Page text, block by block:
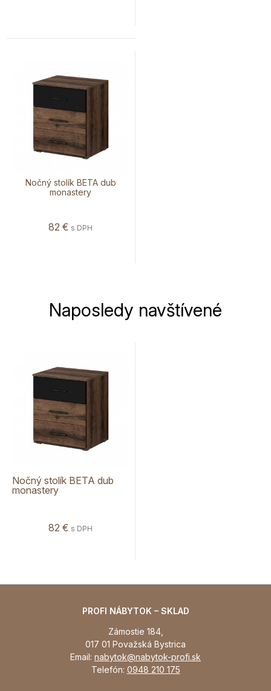
Nočný stolík BETA dub
monastery
82 € s DPH
Naposledy navštívené
Nočný stolík BETA dub
monastery
82 € s DPH
PROFI NÁBYTOK – SKLAD
Zámostie 184,
017 01 Považská Bystrica
Email: nabytok@nabytok-profi.sk
Telefón: 0948 210 175